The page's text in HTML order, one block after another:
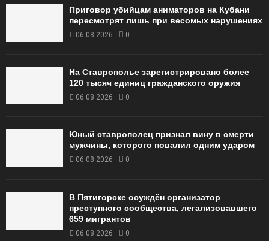
Приговор убийцам аниматоров на Кубани
пересмотрят лишь при весомых нарушениях
06.08.2026 0
На Ставрополье зарегистрировано более
120 тысяч единиц гражданского оружия
06.08.2026 0
Юный ставрополец признал вину в смерти
мужчины, которого повалил одним ударом
06.08.2026 0
В Пятигорске осуждён организатор
преступного сообщества, легализовавшего
659 мигрантов
06.08.2026 0